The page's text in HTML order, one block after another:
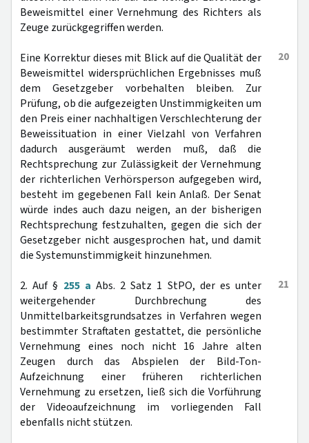
Beweismittel einer Vernehmung des Richters als
Zeuge zurückgegriffen werden.
20
Eine Korrektur dieses mit Blick auf die Qualität der
Beweismittel widersprüchlichen Ergebnisses muß
dem Gesetzgeber vorbehalten bleiben. Zur
Prüfung, ob die aufgezeigten Unstimmigkeiten um
den Preis einer nachhaltigen Verschlechterung der
Beweissituation in einer Vielzahl von Verfahren
dadurch ausgeräumt werden muß, daß die
Rechtsprechung zur Zulässigkeit der Vernehmung
der richterlichen Verhörsperson aufgegeben wird,
besteht im gegebenen Fall kein Anlaß. Der Senat
würde indes auch dazu neigen, an der bisherigen
Rechtsprechung festzuhalten, gegen die sich der
Gesetzgeber nicht ausgesprochen hat, und damit
die Systemunstimmigkeit hinzunehmen.
21
2. Auf § 255 a Abs. 2 Satz 1 StPO, der es unter
weitergehender Durchbrechung des
Unmittelbarkeitsgrundsatzes in Verfahren wegen
bestimmter Straftaten gestattet, die persönliche
Vernehmung eines noch nicht 16 Jahre alten
Zeugen durch das Abspielen der Bild-Ton-
Aufzeichnung einer früheren richterlichen
Vernehmung zu ersetzen, ließ sich die Vorführung
der Videoaufzeichnung im vorliegenden Fall
ebenfalls nicht stützen.